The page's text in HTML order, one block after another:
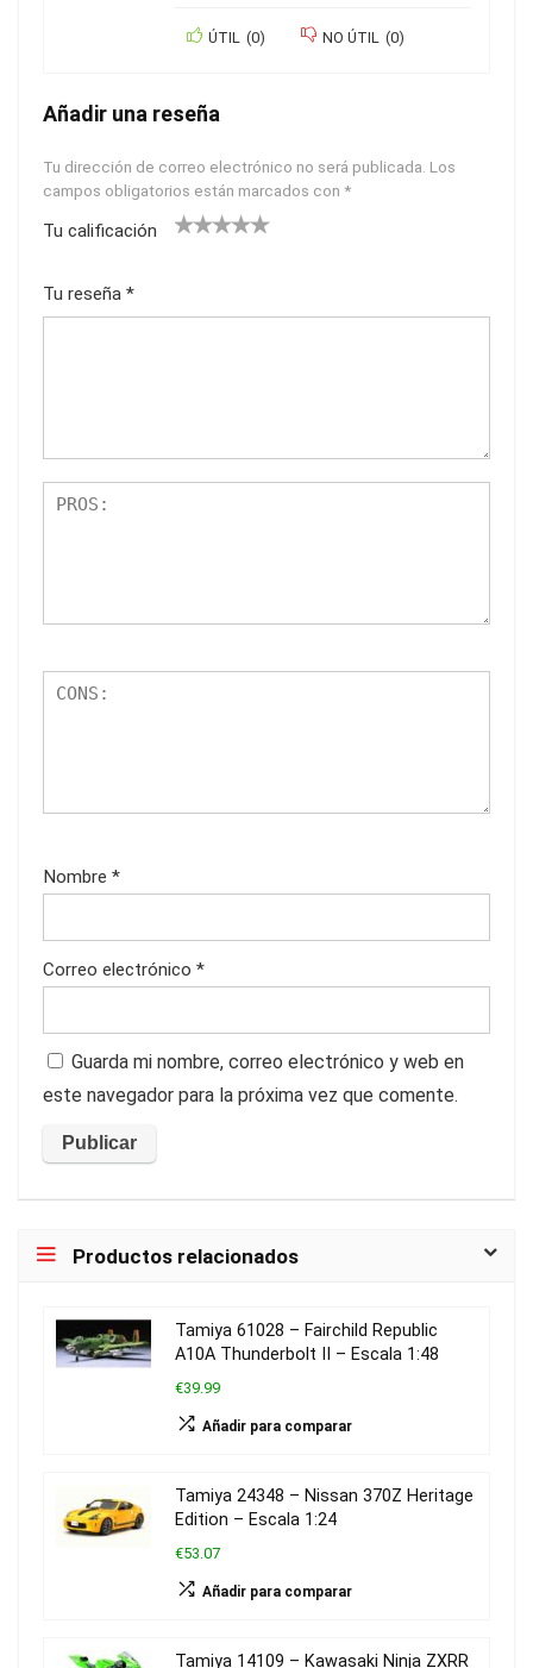
ÚTIL (0) NO ÚTIL (0)
Añadir una reseña
Tu dirección de correo electrónico no será publicada. Los
campos obligatorios están marcados con *
Tu calificación
Tu reseña *
Nombre *
Correo electrónico *
Guarda mi nombre, correo electrónico y web en
este navegador para la próxima vez que comente.
Productos relacionados
Tamiya 61028 – Fairchild Republic
A10A Thunderbolt II – Escala 1:48
€39.99
Añadir para comparar
Tamiya 24348 – Nissan 370Z Heritage
Edition – Escala 1:24
€53.07
Añadir para comparar
Tamiya 14109 – Kawasaki Ninja ZXRR